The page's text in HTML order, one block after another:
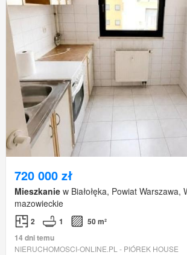
720 000 zł
Mieszkanie w Białołęka, Powiat Warszawa,
mazowieckie
2 1
50 m²
14 dni temu
NIERUCHOMOSCI-ONLINE.PL - PIÓREK HOUSE